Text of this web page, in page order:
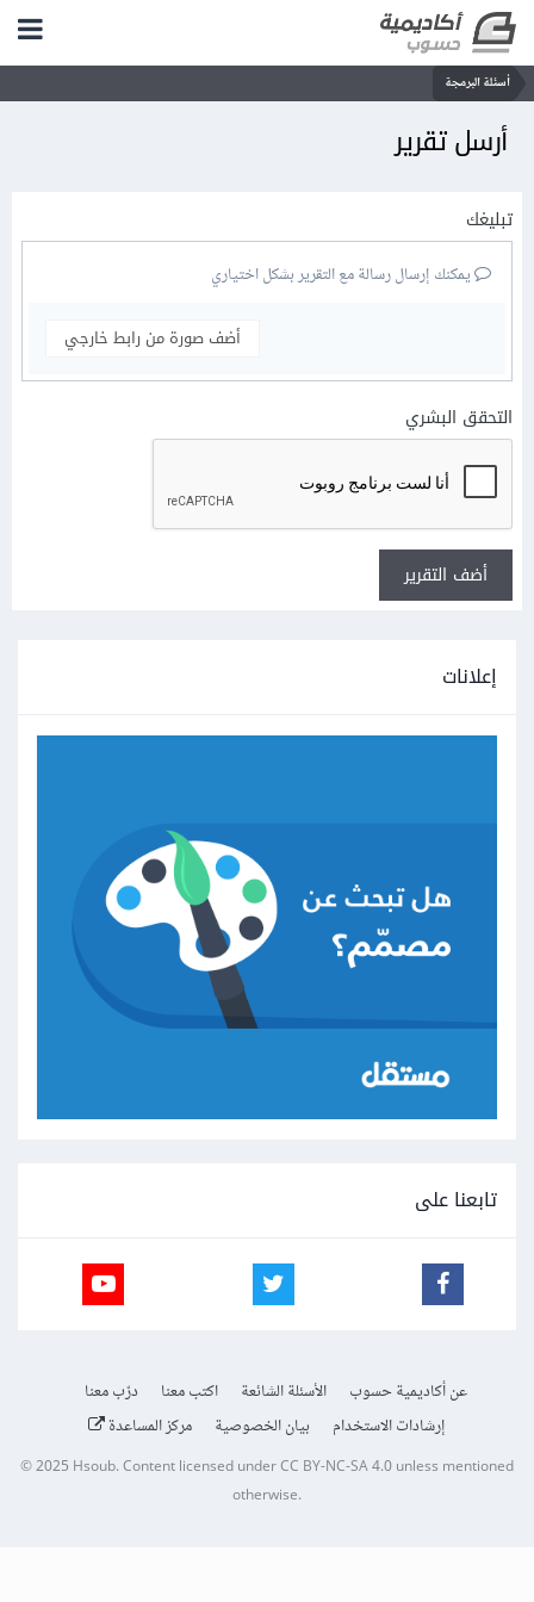
أسئلة البرمجة
أرسل تقرير
تبليغك
يمكنك إرسال رسالة مع التقرير بشكل اختياري
أضف صورة من رابط خارجي
التحقق البشري
أضف التقرير
إعلانات
تابعنا على
عن أكاديمية حسوب الأسئلة الشائعة اكتب معنا
درّب معنا
إرشادات الاستخدام
بيان الخصوصية مركز المساعدة
© 2025 Hsoub.Content licensed underCC BY-NC-SA 4.0unless mentioned
otherwise.